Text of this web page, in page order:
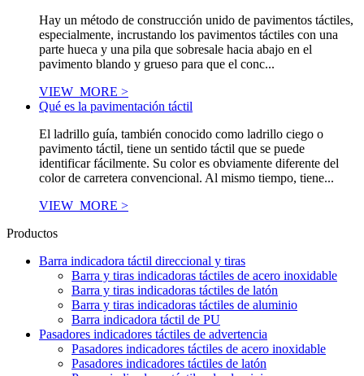
Hay un método de construcción unido de pavimentos táctiles,
especialmente, incrustando los pavimentos táctiles con una
parte hueca y una pila que sobresale hacia abajo en el
pavimento blando y grueso para que el conc...
VIEW_MORE >
Qué es la pavimentación táctil
El ladrillo guía, también conocido como ladrillo ciego o
pavimento táctil, tiene un sentido táctil que se puede
identificar fácilmente. Su color es obviamente diferente del
color de carretera convencional. Al mismo tiempo, tiene...
VIEW_MORE >
Productos
Barra indicadora táctil direccional y tiras
Barra y tiras indicadoras táctiles de acero inoxidable
Barra y tiras indicadoras táctiles de latón
Barra y tiras indicadoras táctiles de aluminio
Barra indicadora táctil de PU
Pasadores indicadores táctiles de advertencia
Pasadores indicadores táctiles de acero inoxidable
Pasadores indicadores táctiles de latón